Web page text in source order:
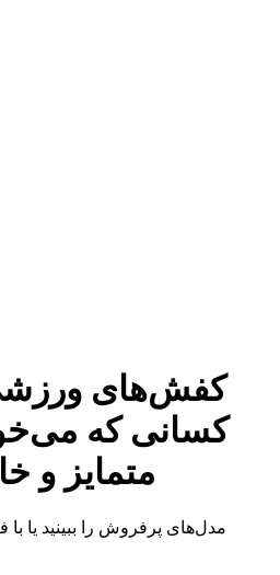
کفش‌های
کسانی که
متمایز و
مدل‌های پرفروش را ببینید یا